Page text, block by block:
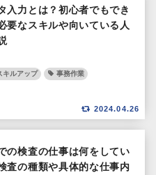
入力とは？初心者でもでき
要なスキルや向いている人
キルアップ
事務作業
2024.04.26
の検査の仕事は何をしてい
査の種類や具体的な仕事内